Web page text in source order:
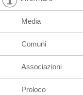
Media
Comuni
Associazioni
Proloco